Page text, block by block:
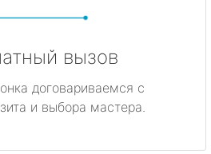
вызов
договариваемся с
и выбора мастера.